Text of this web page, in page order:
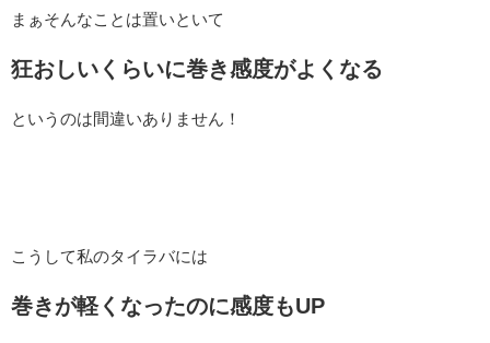
まぁそんなことは置いといて
狂おしいくらいに巻き感度がよくなる
というのは間違いありません！
こうして私のタイラバには
巻きが軽くなったのに感度もUP